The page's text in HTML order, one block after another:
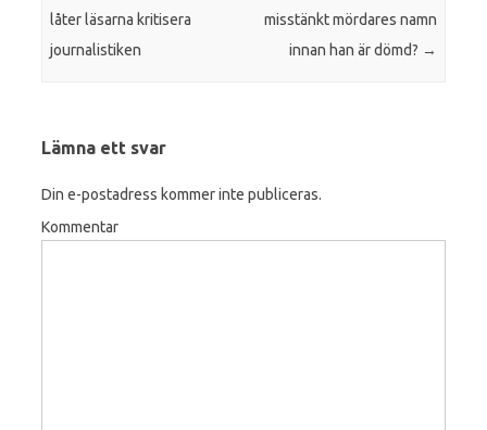
låter läsarna kritisera
journalistiken
misstänkt mördares namn
innan han är dömd? →
Lämna ett svar
Din e-postadress kommer inte publiceras.
Kommentar